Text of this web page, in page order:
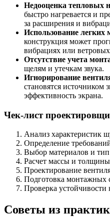
Недооценка тепловых
быстро нагревается и
за расширения и
Использование легких
конструкция может
вибрациях или ветровых
Отсутствие учета
щелям и утечкам звука.
Игнорирование
становятся источником
эффективность экрана.
Чек-лист
Анализ характеристик
Определение
Выбор материалов и
Расчет массы и
Проектирование
Подготовка монтажных
Проверка устойчивости
Советы из